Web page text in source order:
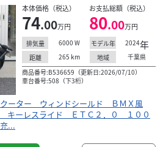
本体価格（税込）
74.00万円
お支払総額（税込）
80.00万円
排気量 6000 W モデル年 2024年
距離 265 km 地域
千葉県
商品番号:B536659（更新日:2026/07/10）
車台番号:508（下3桁）
ーター ウィンドシールド ＢＭＸ風
キーレスライド ＥＴＣ２．０ １００
...